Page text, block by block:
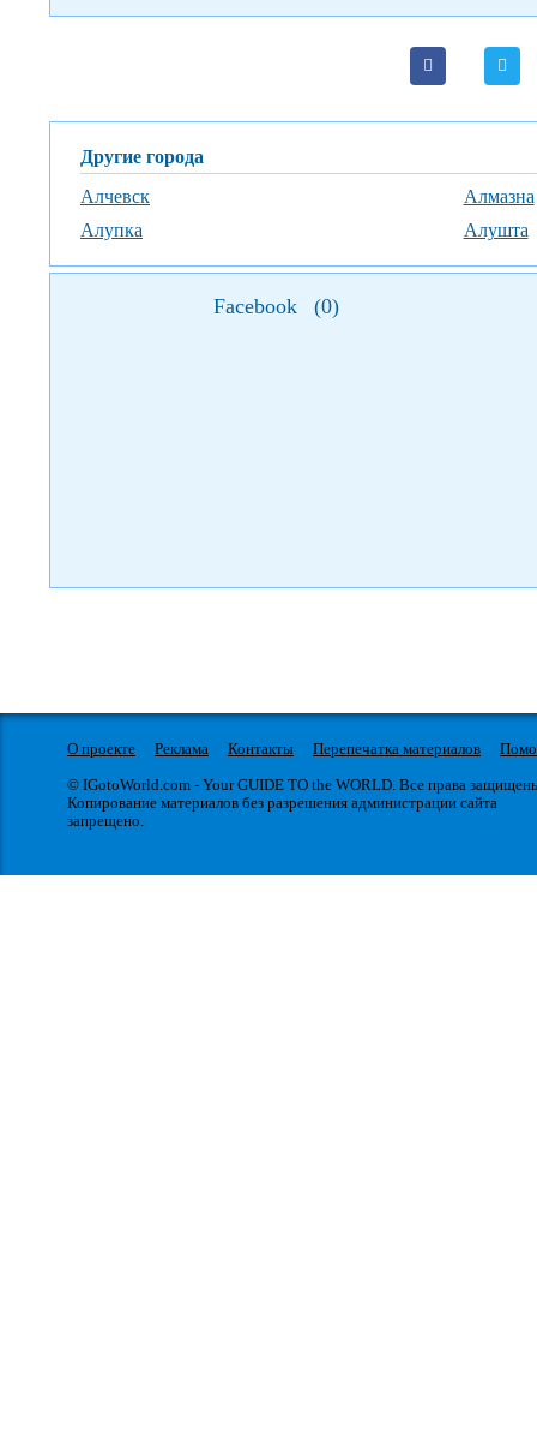
Другие города
Алчевск
Алмазна
Алупка
Алушта
Facebook (0)
О проекте Реклама Контакты Перепечатка материалов
© IGotoWorld.com - Your GUIDE TO the WORLD. Все права
Копирование материалов без разрешения администрации сайта
запрещено.